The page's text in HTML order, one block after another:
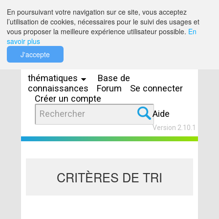
thématiques
Base de
connaissances
Forum
Se connecter
Créer un compte
Aide
Version 2.10.1
CRITÈRES DE TRI
En poursuivant votre navigation sur ce site, vous acceptez
l’utilisation de cookies, nécessaires pour le suivi des usages et
vous proposer la meilleure expérience utilisateur possible. En
savoir plus
J'accepte